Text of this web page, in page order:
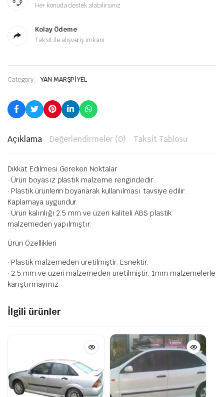
Her konuda destek alabilirsiniz
Kolay Ödeme
Taksit ile alışveriş imkanı
Category: YAN MARŞPİYEL
Açıklama Değerlendirmeler (0) Taksit Tablosu
Dikkat Edilmesi Gereken Noktalar
· Ürün boyasız plastik malzeme rengindedir.
· Plastik ürünlerin boyanarak kullanılması tavsiye edilir.
Kaplamaya uygundur.
· Ürün kalınlığı 2.5 mm ve üzeri kaliteli ABS plastik
malzemeden yapılmıştır.
Ürün Özellikleri
· Plastik malzemeden üretilmiştir. Esnektir.
· 2.5 mm ve üzeri malzemeden üretilmiştir. 1mm malzemelerle
karıştırmayınız
İlgili ürünler